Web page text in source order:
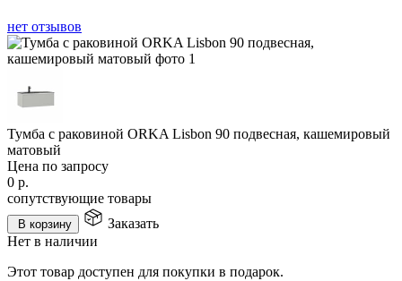
нет отзывов
Тумба с раковиной ORKA Lisbon 90 подвесная, кашемировый
матовый
Цена по запросу
0 р.
сопутствующие товары
В корзину
Заказать
Нет в наличии
Этот товар доступен для покупки в подарок.